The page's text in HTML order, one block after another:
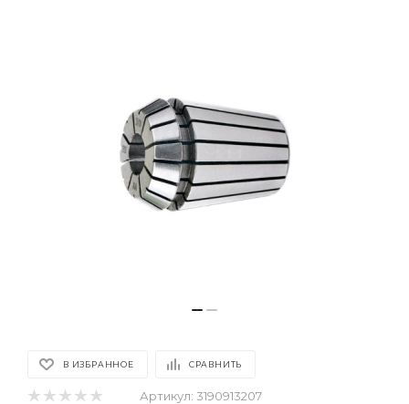
В ИЗБРАННОЕ СРАВНИТЬ
Артикул: 3190913207